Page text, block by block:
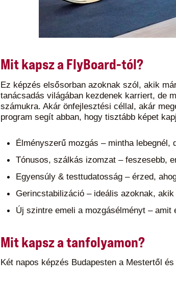
Mit kapsz a FlyBoard-tól?
Ez képzés elsősorban azoknak szól, akik
tanácsadás világában kezdenek karriert, de
számukra. Akár önfejlesztési céllal, akár
program segít abban, hogy tisztább képet
Élményszerű mozgás – mintha lebegnél,
Tónusos, szálkás izomzat – feszesebb,
Egyensúly & testtudatosság – érzed,
Gerincstabilizáció – ideális azoknak,
Új szintre emeli a mozgásélményt –
Mit kapsz a tanfolyamon?
Két napos képzés Budapesten a Mestertől